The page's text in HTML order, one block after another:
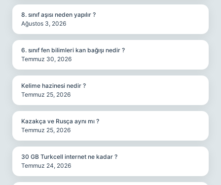
8. sınıf aşısı neden yapılır ?
Ağustos 3, 2026
6. sınıf fen bilimleri kan bağışı nedir ?
Temmuz 30, 2026
Kelime hazinesi nedir ?
Temmuz 25, 2026
Kazakça ve Rusça aynı mı ?
Temmuz 25, 2026
30 GB Turkcell internet ne kadar ?
Temmuz 24, 2026